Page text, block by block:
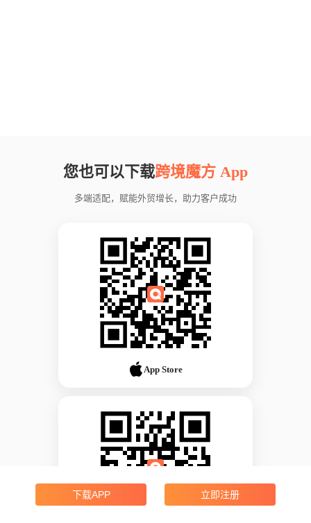
您也可以下载跨境魔方 App
多端适配，赋能外贸增长，助力客户成功
App Store
下载APP 立即注册